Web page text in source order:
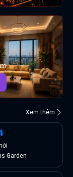
Xem thêm
Garden